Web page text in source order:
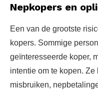
Nepkopers en
Een van de grootste
kopers. Sommige
geïnteresseerde koper,
intentie om te kopen.
misbruiken,